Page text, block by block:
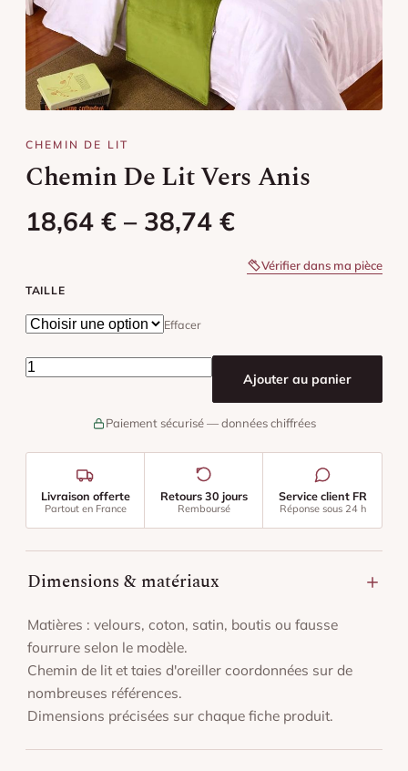
Chemin de lit jaune
Chemin de lit orange
Chemin de lit rose
Chemin de lit rouge
Chemin de lit marron
Chemin de lit noir
CHEMIN DE LIT
Chemin De Lit Vers Anis
18,64 € – 38,74 €
Plage de prix : 18,64 € à 38,74
Vérifier dans ma pièce
TAILLE
Effacer
quantité de Chemin De Lit Vers Anis
Ajouter au panier
Paiement sécurisé — données chiffrées
Livraison offerte
Partout en France
Retours 30 jours
Remboursé
Service client FR
Réponse sous 24 h
Dimensions & matériaux
Matières : velours, coton, satin, boutis ou fausse
fourrure selon le modèle.
Chemin de lit et taies d'oreiller coordonnées sur de
nombreuses références.
Dimensions précisées sur chaque fiche produit.